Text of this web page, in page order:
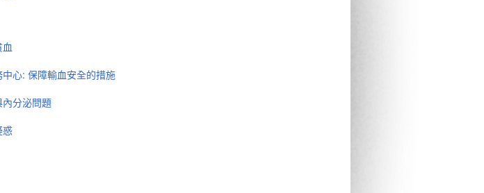
心: 保障輸血安全的措施
分泌問題
惑